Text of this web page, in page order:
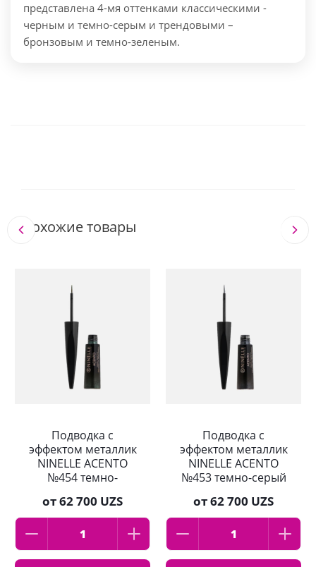
представлена 4-мя оттенками классическими -
черным и темно-серым и трендовыми –
бронзовым и темно-зеленым.
Похожие товары
Подводка с
эффектом металлик
NINELLE ACENTO
№454 темно-
от62 700 UZS
Подводка с
эффектом металлик
NINELLE ACENTO
№453 темно-серый
от62 700 UZS